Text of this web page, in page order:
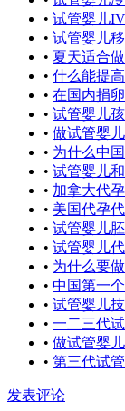
• 试管婴儿
• 试管婴儿
• 夏天适合
• 什么能提
• 在国内捐
• 试管婴儿
• 做试管婴
• 为什么中
• 试管婴儿
• 加拿大代
• 美国代孕
• 试管婴儿
• 试管婴儿
• 为什么要
• 中国第一
• 试管婴儿
• 一二三代
• 做试管婴
• 第三代试
发表评论